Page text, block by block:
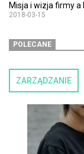
Misja i wizja firmy
2018-03-15
POLECANE
ZARZĄDZANIE